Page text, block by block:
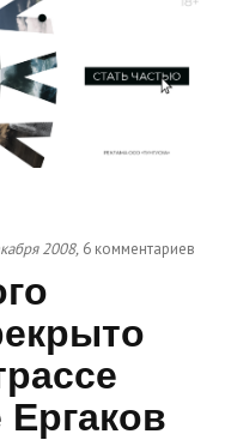
2008, 6 комментариев